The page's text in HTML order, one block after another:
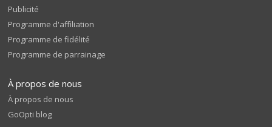
Publicité
Programme d'affiliation
Programme de fidélité
Programme de parrainage
À propos de nous
À propos de nous
GoOpti blog